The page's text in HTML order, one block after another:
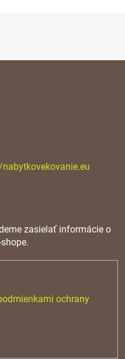
zasielať informácie o
ochrany